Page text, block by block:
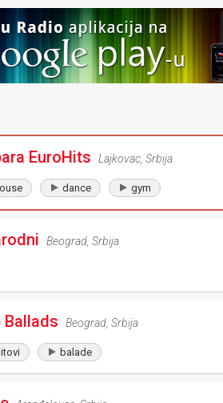
EuroHits Lajkovac Srbija
dance gym
Beograd Srbija
Ballads Beograd Srbija
balade